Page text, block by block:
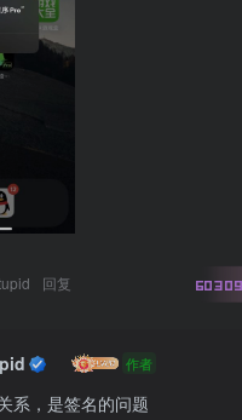
回复 60309
作者
系，是签名的问题